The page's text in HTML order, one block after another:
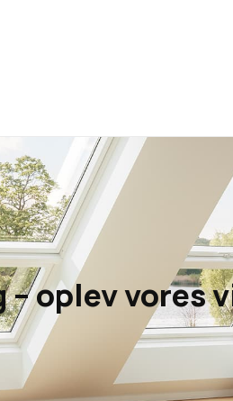
oplev vores